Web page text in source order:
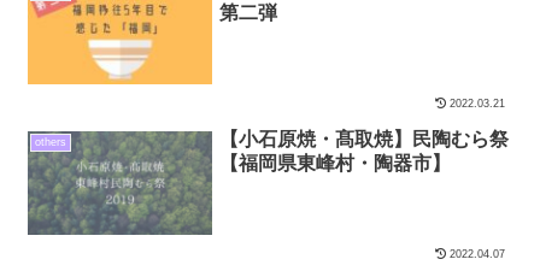
第二弾
2022.03.21
others
【小石原焼・髙取焼】民陶むら祭
【福岡県東峰村・陶器市】
2022.04.07